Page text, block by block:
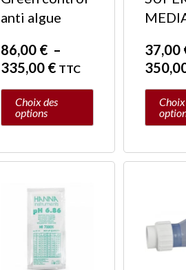
anti algue
86,00 € –
335,00 € TTC
Choix des
options
sur
la
page
du
37,00
sur
la
page
du
plusieurs